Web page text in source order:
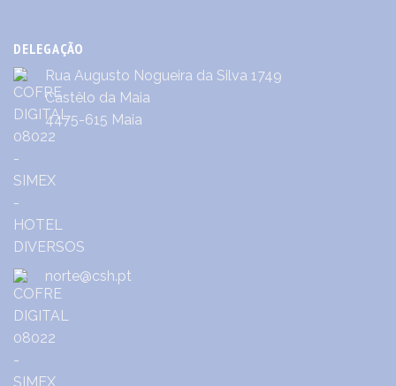
DELEGAÇÃO
Rua Augusto Nogueira da Silva 1749
Castêlo da Maia
4475-615 Maia
norte@csh.pt